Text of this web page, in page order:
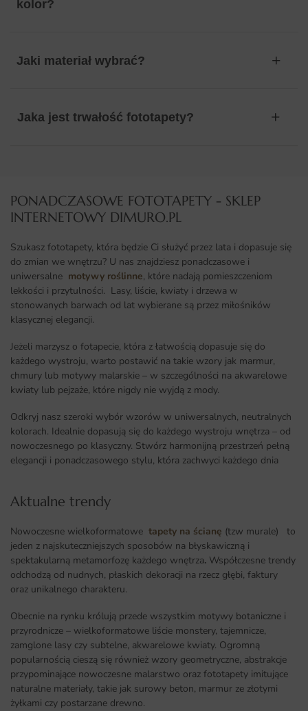
kolor?
Jaki materiał wybrać?
Jaka jest trwałość fototapety?
PONADCZASOWE FOTOTAPETY - SKLEP
INTERNETOWY DIMURO.PL​
Szukasz fototapety, która będzie Ci służyć przez lata i dopasuje się
do zmian we wnętrzu? U nas znajdziesz ponadczasowe i
uniwersalne motywy roślinne, które nadają pomieszczeniom
lekkości i przytulności. Lasy, liście, kwiaty i drzewa w
stonowanych barwach od lat wybierane są przez miłośników
klasycznej elegancji.
Jeżeli marzysz o fotapecie, która z łatwością dopasuje się do
każdego wystroju, warto postawić na takie wzory jak marmur,
chmury lub motywy malarskie – w szczególności na akwarelowe
kwiaty lub pejzaże, które nigdy nie wyjdą z mody.
Odkryj nasz szeroki wybór wzorów w uniwersalnych, neutralnych
kolorach. Idealnie dopasują się do każdego wystroju wnętrza – od
nowoczesnego po klasyczny. Stwórz harmonijną przestrzeń pełną
elegancji i ponadczasowego stylu, która zachwyci każdego dnia
Aktualne trendy​
Nowoczesne wielkoformatowe tapety na ścianę (tzw murale) to
jeden z najskuteczniejszych sposobów na błyskawiczną i
spektakularną metamorfozę każdego wnętrza. Współczesne trendy
odchodzą od nudnych, płaskich dekoracji na rzecz głębi, faktury
oraz unikalnego charakteru.
Obecnie na rynku królują przede wszystkim motywy botaniczne i
przyrodnicze – wielkoformatowe liście monstery, tajemnicze,
zamglone lasy czy subtelne, akwarelowe kwiaty. Ogromną
popularnością cieszą się również wzory geometryczne, abstrakcje
przypominające nowoczesne malarstwo oraz fototapety imitujące
naturalne materiały, takie jak surowy beton, marmur ze złotymi
żyłkami czy postarzane drewno.